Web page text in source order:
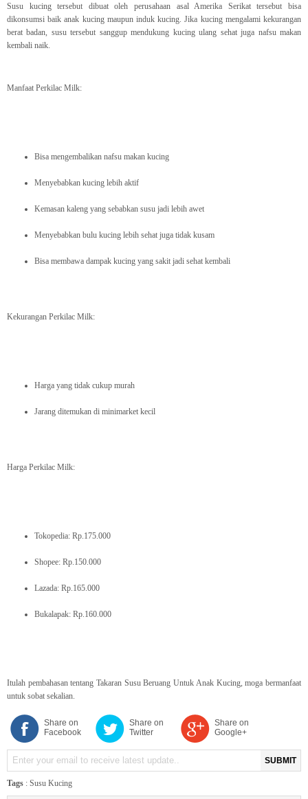
Susu kucing tersebut dibuat oleh perusahaan asal Amerika Serikat tersebut bisa
dikonsumsi baik anak kucing maupun induk kucing. Jika kucing mengalami kekurangan
berat badan, susu tersebut sanggup mendukung kucing ulang sehat juga nafsu makan
kembali naik.
Manfaat Perkilac Milk:
Bisa mengembalikan nafsu makan kucing
Menyebabkan kucing lebih aktif
Kemasan kaleng yang sebabkan susu jadi lebih awet
Menyebabkan bulu kucing lebih sehat juga tidak kusam
Bisa membawa dampak kucing yang sakit jadi sehat kembali
Kekurangan Perkilac Milk:
Harga yang tidak cukup murah
Jarang ditemukan di minimarket kecil
Harga Perkilac Milk:
Tokopedia: Rp.175.000
Shopee: Rp.150.000
Lazada: Rp.165.000
Bukalapak: Rp.160.000
Itulah pembahasan tentang Takaran Susu Beruang Untuk Anak Kucing, moga bermanfaat
untuk sobat sekalian.
Share on
Facebook
Share on
Twitter
Share on
Google+
SUBMIT
Tags : Susu Kucing